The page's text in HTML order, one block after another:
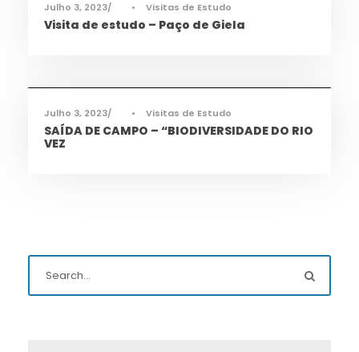
Julho 3, 2023 • Visitas de Estudo
Visita de estudo – Paço de Giela
Julho 3, 2023 • Visitas de Estudo
SAÍDA DE CAMPO – “BIODIVERSIDADE DO RIO
VEZ